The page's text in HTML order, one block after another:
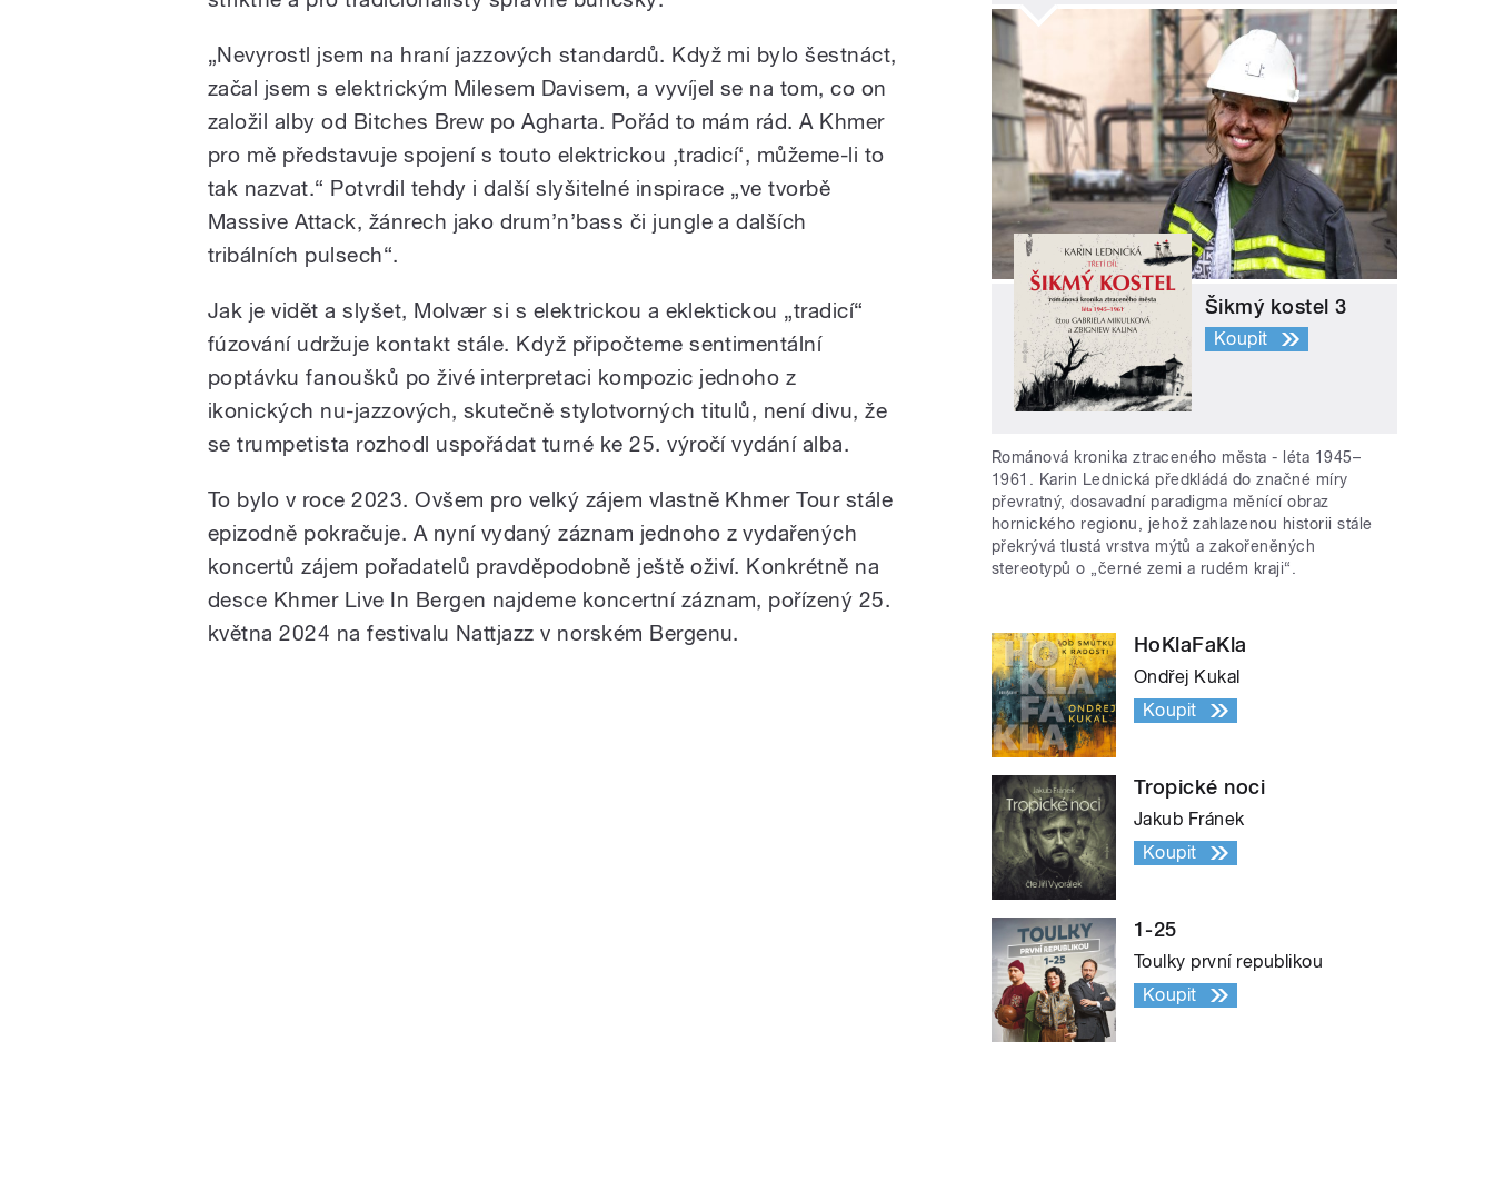
„Nevyrostl jsem na hraní jazzových standardů. Když mi bylo šestnáct,
začal jsem s elektrickým Milesem Davisem, a vyvíjel se na tom, co on
založil alby od Bitches Brew po Agharta. Pořád to mám rád. A Khmer
pro mě představuje spojení s touto elektrickou ‚tradicí‘, můžeme-li to
tak nazvat.“ Potvrdil tehdy i další slyšitelné inspirace „ve tvorbě
Massive Attack, žánrech jako drum’n’bass či jungle a dalších
tribálních pulsech“.
Jak je vidět a slyšet, Molvær si s elektrickou a eklektickou „tradicí“
fúzování udržuje kontakt stále. Když připočteme sentimentální
poptávku fanoušků po živé interpretaci kompozic jednoho z
ikonických nu-jazzových, skutečně stylotvorných titulů, není divu, že
se trumpetista rozhodl uspořádat turné ke 25. výročí vydání alba.
To bylo v roce 2023. Ovšem pro velký zájem vlastně Khmer Tour stále
epizodně pokračuje. A nyní vydaný záznam jednoho z vydařených
koncertů zájem pořadatelů pravděpodobně ještě oživí. Konkrétně na
desce Khmer Live In Bergen najdeme koncertní záznam, pořízený 25.
května 2024 na festivalu Nattjazz v norském Bergenu.
Šikmý kostel 3
Koupit
Románová kronika ztraceného města - léta 1945–
1961. Karin Lednická předkládá do značné míry
převratný, dosavadní paradigma měnící obraz
hornického regionu, jehož zahlazenou historii stále
překrývá tlustá vrstva mýtů a zakořeněných
stereotypů o „černé zemi a rudém kraji“.
HoKlaFaKla
Ondřej Kukal
Koupit
Tropické noci
Jakub Fránek
Koupit
1-25
Toulky první republikou
Koupit